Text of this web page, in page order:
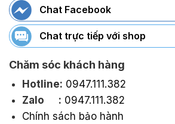
Chat Facebook
Chat trực tiếp với shop
Chăm sóc khách hàng
Hotline: 0947.111.382
Zalo : 0947.111.382
Chính sách bảo hành